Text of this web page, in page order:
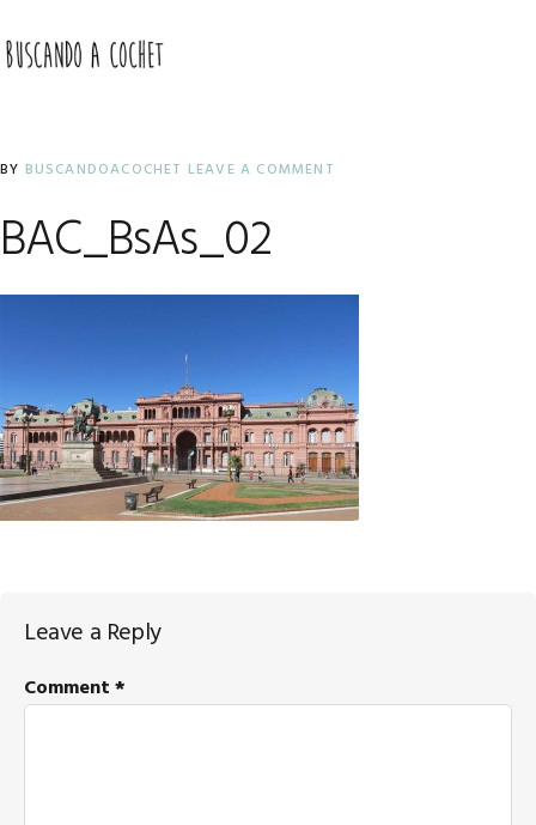
to
primary
to
main
to
primary
BY BUSCANDOACOCHET LEAVE A COMMENT
BAC_BsAs_02
Reader
Interactions
Leave a Reply
Comment*